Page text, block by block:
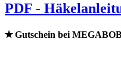
PDF -
✭ Gutschein bei